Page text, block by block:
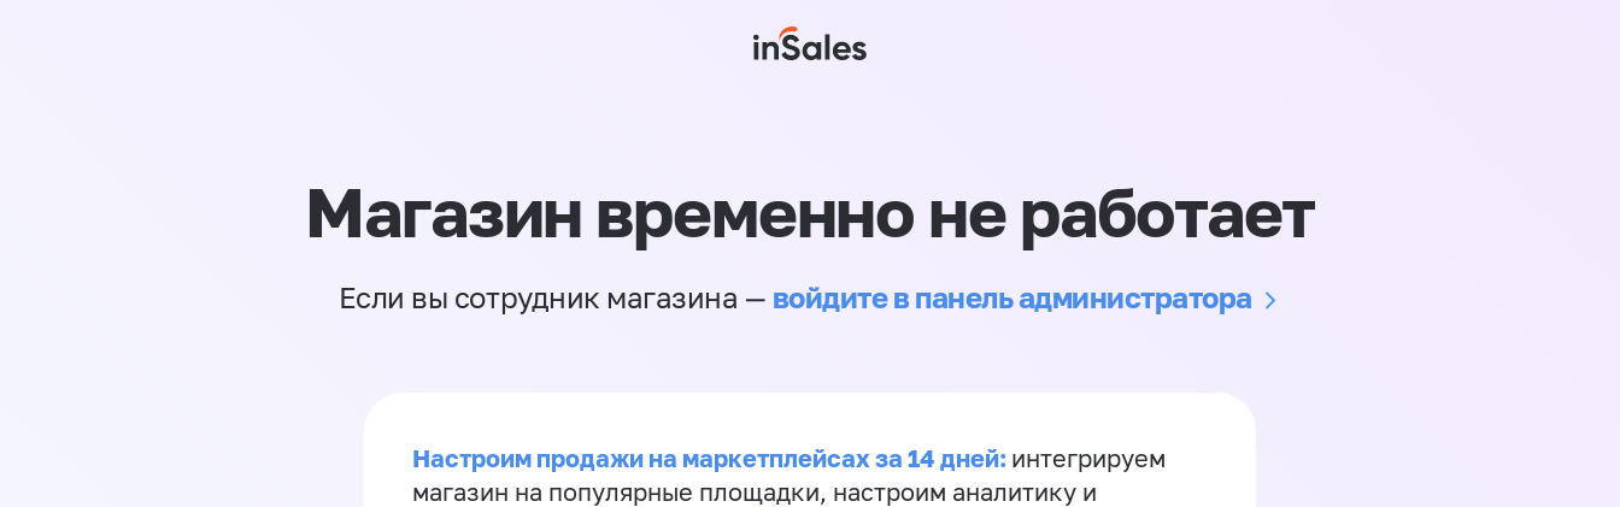
Магазин временно не работает
Если вы сотрудник магазина — войдите в панель администратора
Настроим продажи на маркетплейсах за 14 дней: интегрируем
магазин на популярные площадки, настроим аналитику и